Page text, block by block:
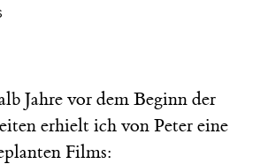
Jahre vor dem Beginn der
erhielt ich von Peter eine
Films: